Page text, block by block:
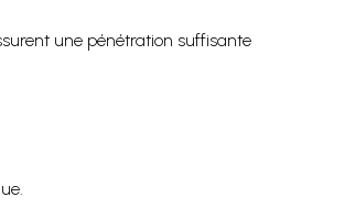
une pénétration suffisante